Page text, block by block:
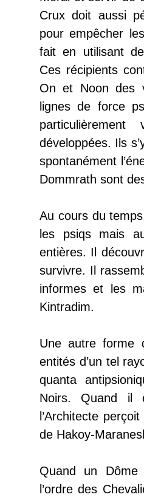
Crux doit aussi
pour empêcher
fait en utilisant
Ces récipients
On et Noon des
lignes de force
développées. Ils
spontanément
Dommrath sont
Au cours du
les psiqs mais
entières. Il
survivre. Il
informes et les
Kintradim.
Une autre forme
entités d’un tel
quanta
Noirs. Quand il
l’Architecte
de Hakoy-
Quand un Dôme
l’ordre des